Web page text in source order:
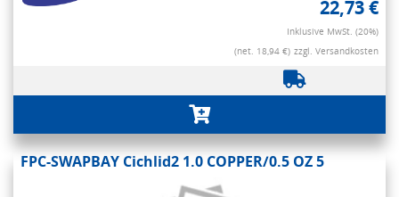
22,73 €
Inklusive MwSt. (20%)
(net. 18,94 €) zzgl. Versandkosten
FPC-SWAPBAY Cichlid2 1.0 COPPER/0.5 OZ 5